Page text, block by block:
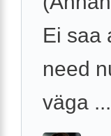
Ei saa
need
väga ...